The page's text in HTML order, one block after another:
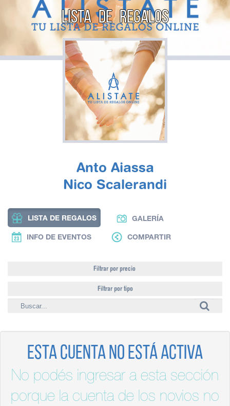
LISTA DE REGALOS
Anto Aiassa
Nico Scalerandi
LISTA DE REGALOS GALERÍA
INFO DE EVENTOS COMPARTIR
Filtrar por precio
Filtrar por tipo
Esta cuenta no está activa
No podés ingresar a esta sección
porque la cuenta de los novios no